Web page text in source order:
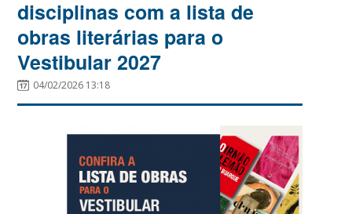
disciplinas com a lista de
obras literárias para o
Vestibular 2027
04/02/2026 13:18